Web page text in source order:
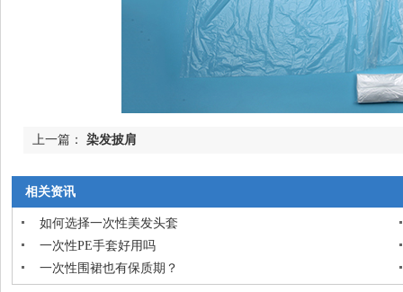
上一篇： 染发披肩
相关资讯
如何选择一次性美发头套
一次性PE手套好用吗
一次性围裙也有保质期？